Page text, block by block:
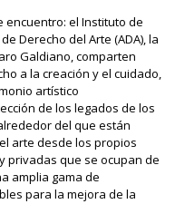
encuentro: el Instituto de
Derecho del Arte (ADA), la
Galdiano, comparten
a la creación y el cuidado,
artístico
de los legados de los
del que están
arte desde los propios
privadas que se ocupan de
amplia gama de
para la mejora de la